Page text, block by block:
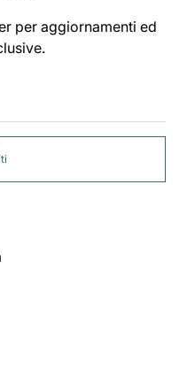
per aggiornamenti ed